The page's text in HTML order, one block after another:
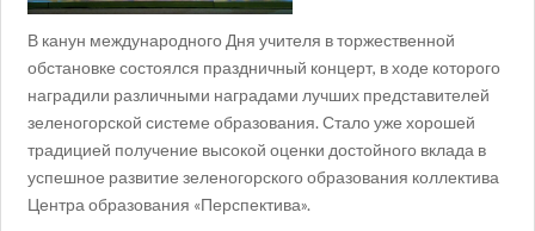
В канун международного Дня учителя в торжественной
обстановке состоялся праздничный концерт, в ходе которого
наградили различными наградами лучших представителей
зеленогорской системе образования. Стало уже хорошей
традицией получение высокой оценки достойного вклада в
успешное развитие зеленогорского образования коллектива
Центра образования «Перспектива».